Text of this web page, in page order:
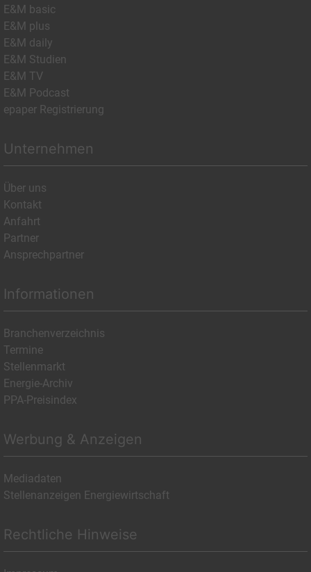
E&M basic
E&M plus
E&M daily
E&M Studien
E&M TV
E&M Podcast
epaper Registrierung
Unternehmen
Über uns
Kontakt
Anfahrt
Partner
Ansprechpartner
Informationen
Branchenverzeichnis
Termine
Stellenmarkt
Energie-Archiv
PPA-Preisindex
Werbung & Anzeigen
Mediadaten
Stellenanzeigen Energiewirtschaft
Rechtliche Hinweise